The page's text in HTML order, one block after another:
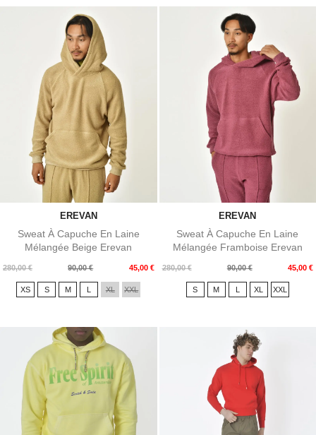
EREVAN
Sweat À Capuche En Laine
Mélangée Beige Erevan
280,00 €
Prix
base
90,00 € 45,00 €
Prix
XS S M L XL XXL
EREVAN
Sweat À Capuche En Laine
Mélangée Framboise Erevan
280,00 €
Prix
90,00 € 45,00 €
Prix
S M L XL XXL